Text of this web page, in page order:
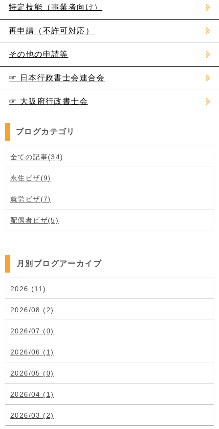
特定技能（事業者向け）
再申請（不許可対応）
その他の申請等
☞ 日本行政書士会連合会
☞ 大阪府行政書士会
ブログカテゴリ
全ての記事(34)
永住ビザ(9)
就労ビザ(7)
配偶者ビザ(5)
月別ブログアーカイブ
2026 (11)
2026/08 (2)
2026/07 (0)
2026/06 (1)
2026/05 (0)
2026/04 (1)
2026/03 (2)